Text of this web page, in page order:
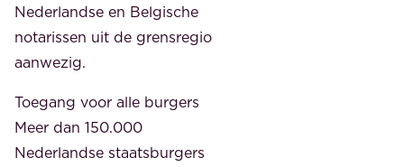
Nederlandse en Belgische
notarissen uit de grensregio
aanwezig.
Toegang voor alle burgers
Meer dan 150.000
Nederlandse staatsburgers